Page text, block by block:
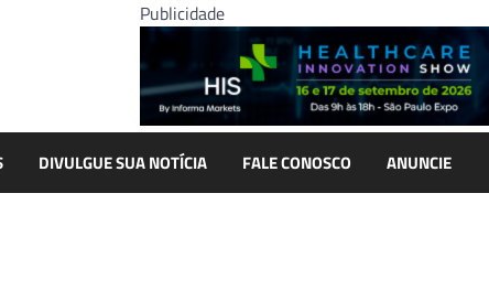
Publicidade
DIVULGUE SUA NOTÍCIA FALE CONOSCO ANUNCIE